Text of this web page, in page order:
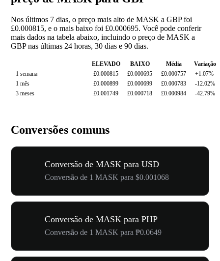
Nos últimos 7 dias, o preço mais alto de MASK a GBP foi
£0.000815, e o mais baixo foi £0.000695. Você pode conferir
mais dados na tabela abaixo, incluindo o preço de MASK a
GBP nas últimas 24 horas, 30 dias e 90 dias.
ELEVADO BAIXO Média
Variação
1 semana
£0.000815 £0.000695 £0.000757
+1.07%
1 mês
£0.000899 £0.000699 £0.000783
-12.02%
3 meses
£0.001749 £0.000718 £0.000984 -42.79%
Conversões comuns
Conversão de MASK para USD
Conversão de 1 MASK para $0.001068
Conversão de MASK para PHP
Conversão de 1 MASK para ₱0.0649